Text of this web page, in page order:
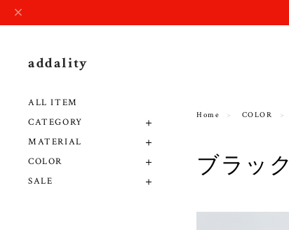
addality
ALL ITEM
CATEGORY
MATERIAL
COLOR
SALE
Home COLOR
ブラック